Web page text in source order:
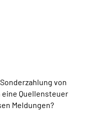
von
eine Quellen­­steuer
Meldungen?